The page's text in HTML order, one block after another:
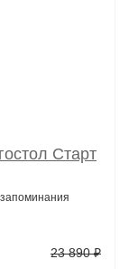
Старт
23 890 ₽